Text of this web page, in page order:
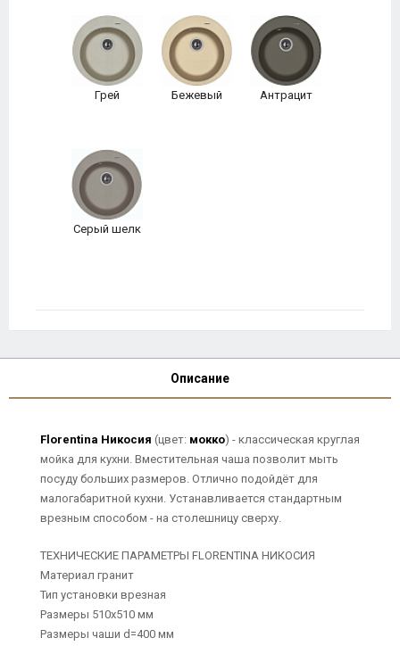
Грей Бежевый Антрацит
Серый шелк
Описание
Florentina Никосия (цвет: мокко) - классическая круглая
мойка для кухни. Вместительная чаша позволит мыть
посуду больших размеров. Отлично подойдёт для
малогабаритной кухни. Устанавливается стандартным
врезным способом - на столешницу сверху.
ТЕХНИЧЕСКИЕ ПАРАМЕТРЫ FLORENTINA НИКОСИЯ
Материал гранит
Тип установки врезная
Размеры 510х510 мм
Размеры чаши d=400 мм